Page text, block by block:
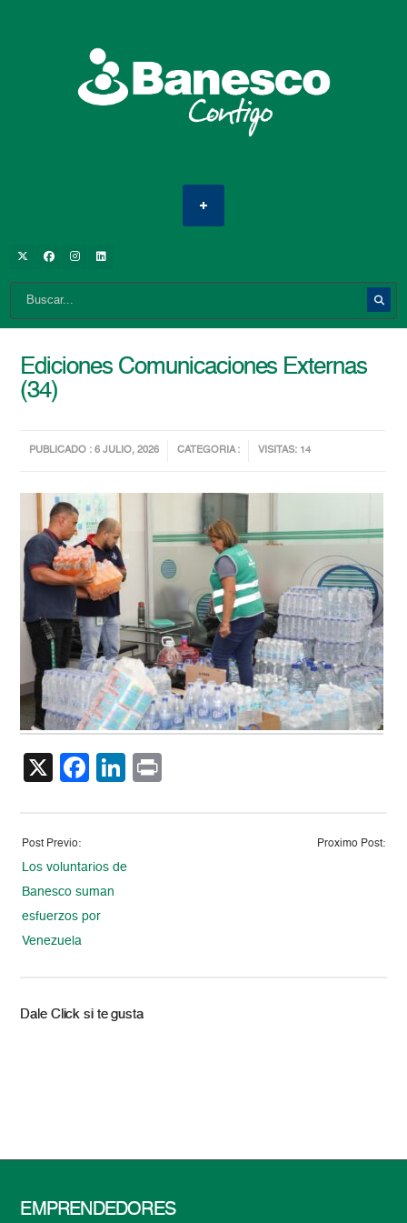
Ediciones Comunicaciones Externas
(34)
PUBLICADO : 6 JULIO, 2026 CATEGORIA : VISITAS: 14
X Facebook
LinkedIn
Post Previo:
Los voluntarios de
Banesco suman
esfuerzos por
Venezuela
Proximo Post:
Dale Click si te gusta
EMPRENDEDORES